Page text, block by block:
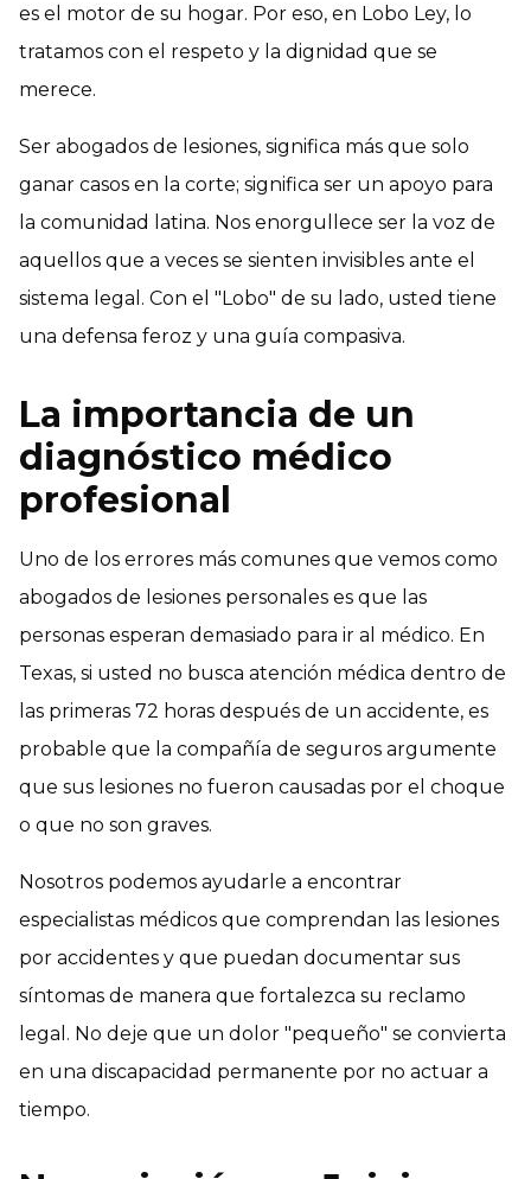
es el motor de su hogar. Por eso, en Lobo Ley, lo
tratamos con el respeto y la dignidad que se
merece.
Ser abogados de lesiones, significa más que solo
ganar casos en la corte; significa ser un apoyo para
la comunidad latina. Nos enorgullece ser la voz de
aquellos que a veces se sienten invisibles ante el
sistema legal. Con el "Lobo" de su lado, usted tiene
una defensa feroz y una guía compasiva.
La importancia de un
diagnóstico médico
profesional
Uno de los errores más comunes que vemos como
abogados de lesiones personales es que las
personas esperan demasiado para ir al médico. En
Texas, si usted no busca atención médica dentro de
las primeras 72 horas después de un accidente, es
probable que la compañía de seguros argumente
que sus lesiones no fueron causadas por el choque
o que no son graves.
Nosotros podemos ayudarle a encontrar
especialistas médicos que comprendan las lesiones
por accidentes y que puedan documentar sus
síntomas de manera que fortalezca su reclamo
legal. No deje que un dolor "pequeño" se convierta
en una discapacidad permanente por no actuar a
tiempo.